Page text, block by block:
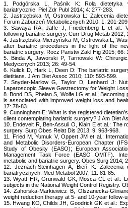
1. Podgórska L, Paśnik K: Rola dietetyka
bariatrycznie. Piel Zdr Publ 2014; 4: 277-283.
2. Jastrzębska M, Ostrowska L: Zalecenia
Forum Zaburzeń Metabolicznych 2010; 1: 201-209.
3. Sawaya RA, Jaffe J, Friedenberg L et al.:
following bariatric surgery. Curr Drug Metab 2012;
4. Jastrzębska-Mierzyńska M, Ostrowska L,
after bariatric procedures in the light of the
bariatric surgery. Rocz Panstw Zakl Hig 2015; 66:
5. Binda A, Jaworski P, Tarnowski W:
Medycznych 2013; 26: 49-54.
6. Kulick D, Hark L, Deen D: The bariatric
dietitians. J Am Diet Assoc 2010; 110: 593-599.
7. Snyder-Marlow G, Taylor D, Lenhard J:
Laparoscopic Sleeve Gastrectomy for Weight
8. Bond DS, Phelan S, Wolfe LG et al.:
is associated with improved weight loss and
17: 78-83.
9. Cunningham E: What is the registered
client contemplating bariatric surgery? J Am Diet
10. Endevelt R, Ben-Assuli O, Klain E et al.: The
surgery. Surg Obes Relat Dis 2013; 9: 963-968.
11. Fried M, Yumuk V, Oppert JM et al.:
and Metabolic Disorders-European Chapter
Study of Obesity (EASO); European
Management Task Force (EASO OMTF).
metabolic and bariatric surgery. Obes Surg 2014;
12. Jeznach-Steinhagen A, Bień K:
bariatrycznych. Med Metabol 2007; 11: 81-85.
13. Wyatt HR, Grunwald GK, Mosca CL et al.:
subjects in the National Weight Control Registry.
14. Zahorska-Markiewicz B, Olszanecka-
weight reduction therapy at 5- and 10-year follow-
15. Hwang KO, Childs JH, Goodrick GK et al.: